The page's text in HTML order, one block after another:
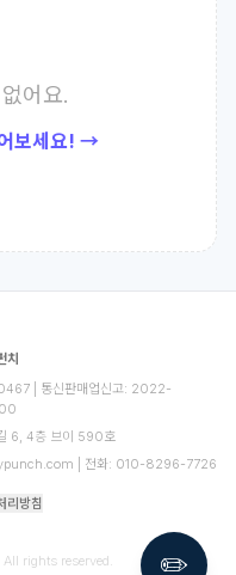
어요.
보세요! →
✏️
치
| 통신판매업신고: 2022-
6, 4층 브이 590호
| 전화: 010-8296-7726
리방침
rights reserved.